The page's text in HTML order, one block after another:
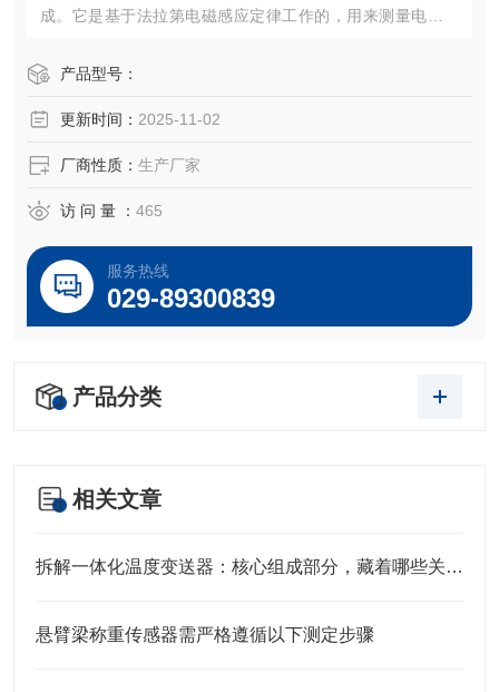
成。它是基于法拉第电磁感应定律工作的，用来测量电导率
流量的感应式仪表。
产品型号：
更新时间： 2025-11-02
厂商性质： 生产厂家
访 问 量 ： 465
服务热线
029-89300839
产品分类
相关文章
拆解一体化温度变送器：核心组成部分，藏着哪些关键“密码”？
悬臂梁称重传感器需严格遵循以下测定步骤